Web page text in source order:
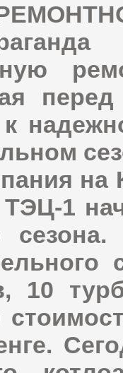
на
1
10